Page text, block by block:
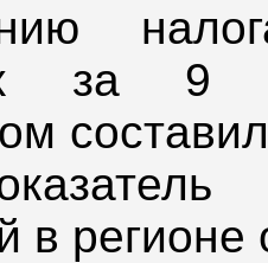
за
в регионе